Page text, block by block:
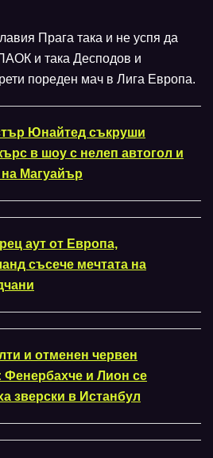
Прага така и не успя да
и така Десподов и
пореден мач в Лига Европа.
Юнайтед съкруши
в шоу с нелеп автогол и
на Магуайър
аут от Европа,
съсече мечтата на
и отменен червен
Фенербахче и Лион се
зверски в Истанбул